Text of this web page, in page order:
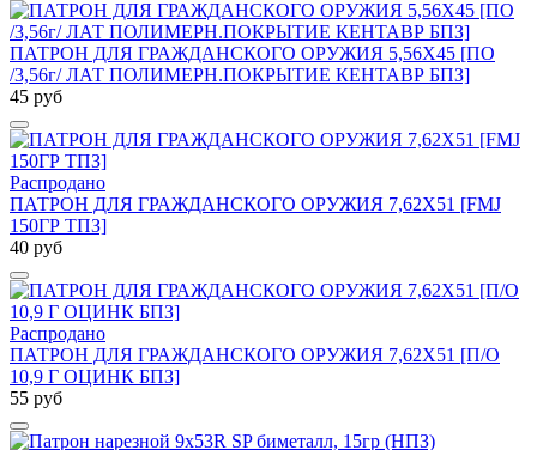
ПАТРОН ДЛЯ ГРАЖДАНСКОГО ОРУЖИЯ 5,56Х45 [ПО
/3,56г/ ЛАТ ПОЛИМЕРН.ПОКРЫТИЕ КЕНТАВР БПЗ]
45 руб
Распродано
ПАТРОН ДЛЯ ГРАЖДАНСКОГО ОРУЖИЯ 7,62Х51 [FMJ
150ГР ТПЗ]
40 руб
Распродано
ПАТРОН ДЛЯ ГРАЖДАНСКОГО ОРУЖИЯ 7,62Х51 [П/О
10,9 Г ОЦИНК БПЗ]
55 руб